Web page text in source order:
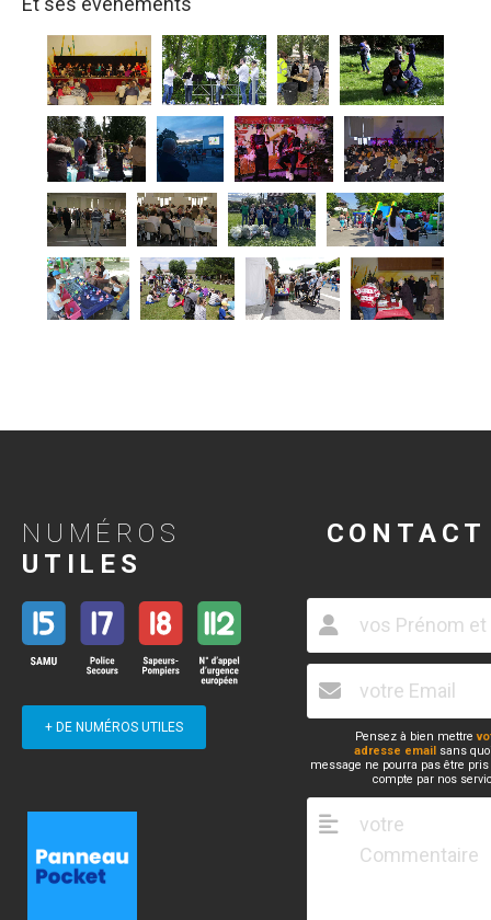
NUMÉROS
UTILES
+ DE NUMÉROS UTILES
CONTACT
Pensez à bien mettre
adresse email sans
message ne pourra pas être
compte par nos